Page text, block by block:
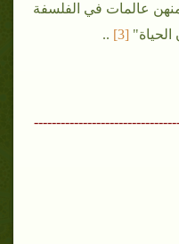
عالمات في الفلسفة
الحياة" [3
]
..